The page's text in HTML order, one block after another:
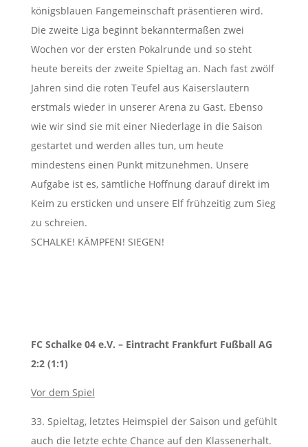
königsblauen Fangemeinschaft präsentieren wird.
Die zweite Liga beginnt bekanntermaßen zwei
Wochen vor der ersten Pokalrunde und so steht
heute bereits der zweite Spieltag an. Nach fast zwölf
Jahren sind die roten Teufel aus Kaiserslautern
erstmals wieder in unserer Arena zu Gast. Ebenso
wie wir sind sie mit einer Niederlage in die Saison
gestartet und werden alles tun, um heute
mindestens einen Punkt mitzunehmen. Unsere
Aufgabe ist es, sämtliche Hoffnung darauf direkt im
Keim zu ersticken und unsere Elf frühzeitig zum Sieg
zu schreien.
SCHALKE! KÄMPFEN! SIEGEN!
FC Schalke 04 e.V. – Eintracht Frankfurt Fußball AG
2:2 (1:1)
Vor dem Spiel
33. Spieltag, letztes Heimspiel der Saison und gefühlt
auch die letzte echte Chance auf den Klassenerhalt.